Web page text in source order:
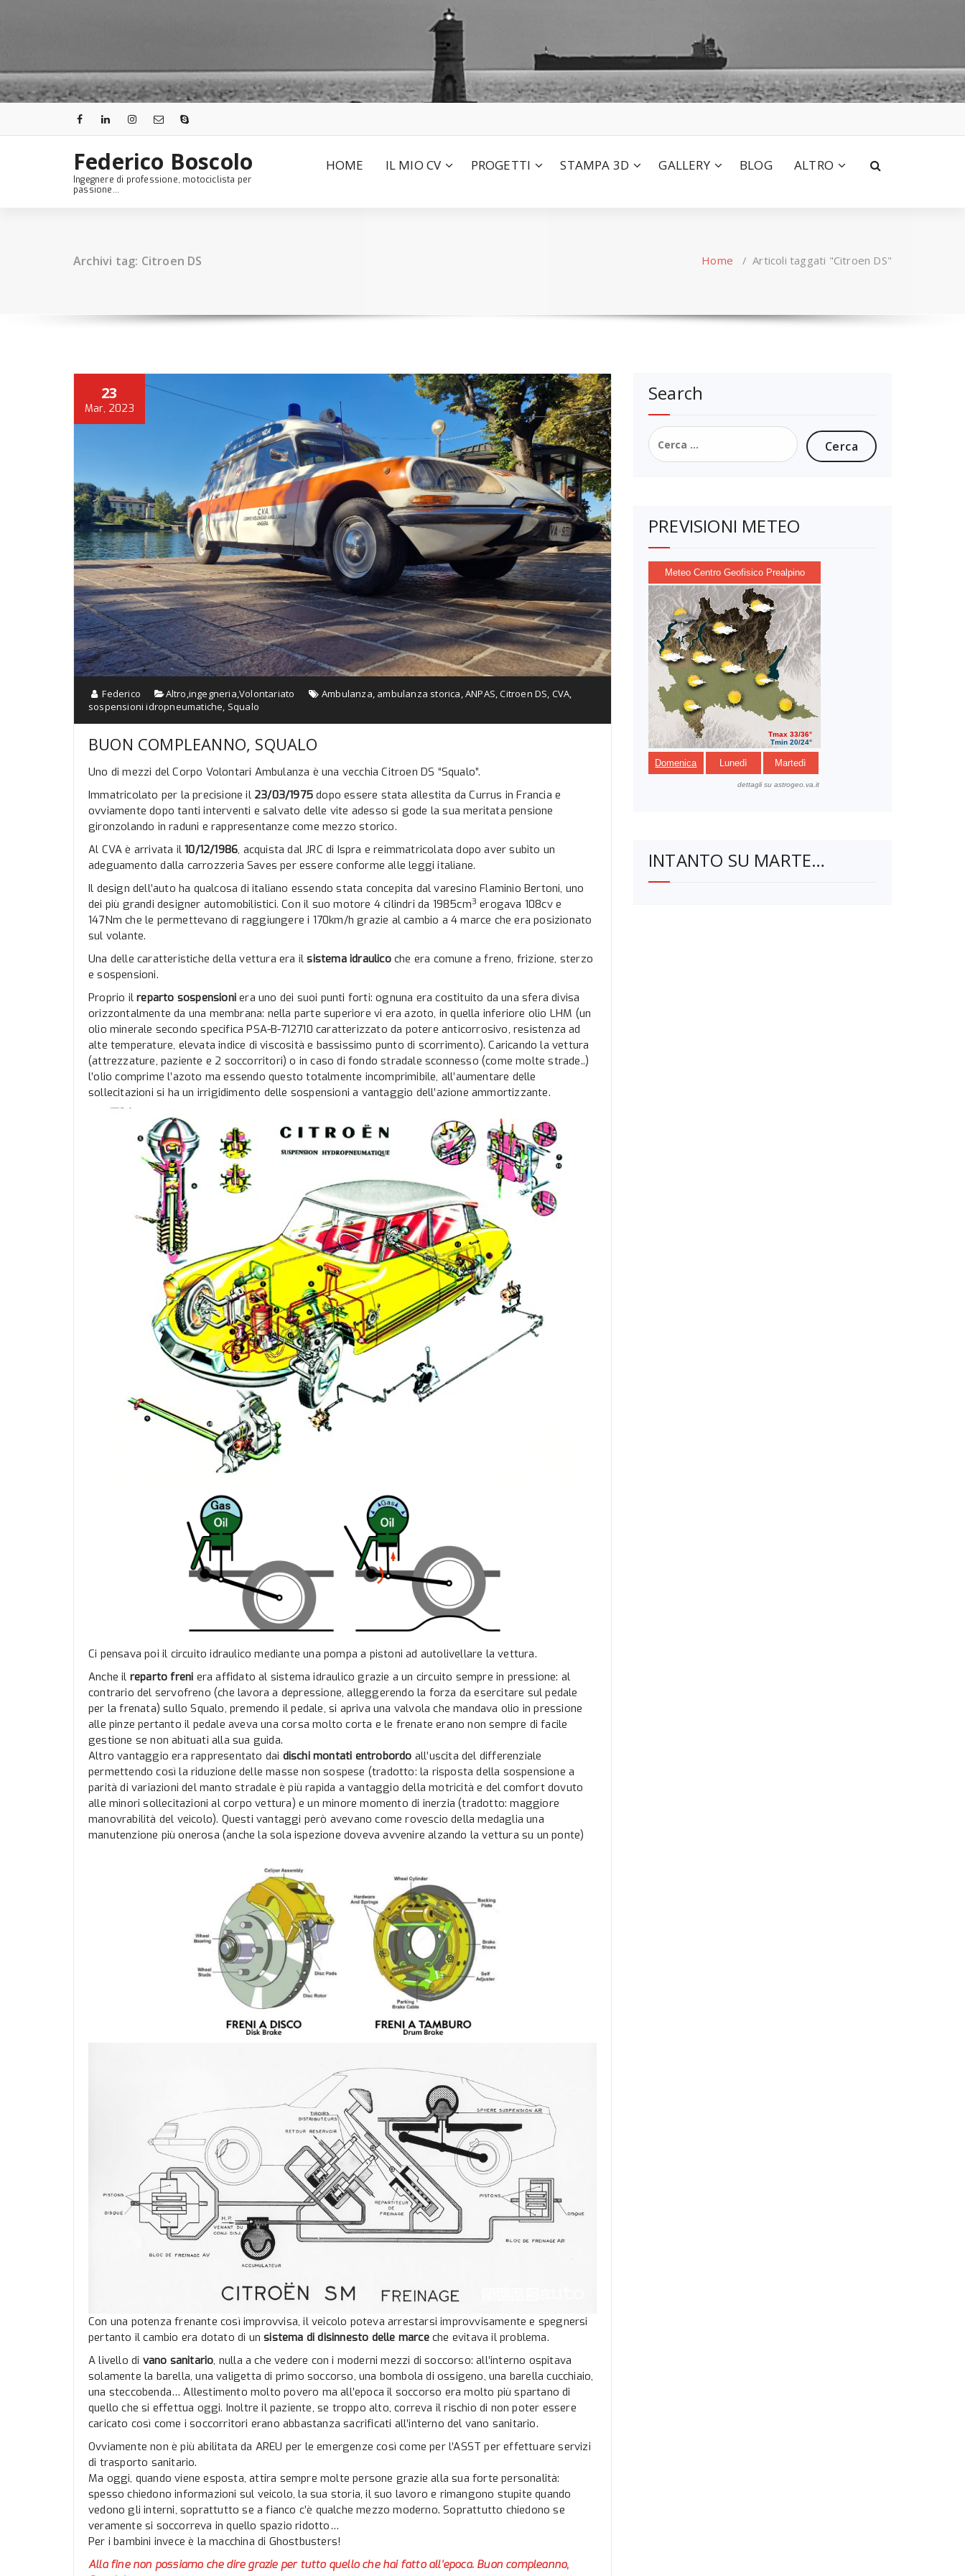
Federico Boscolo
Ingegnere di professione, motociclista per
passione...
HOME IL MIO CV PROGETTI STAMPA 3D GALLERY BLOG ALTRO
Archivi tag: Citroen DS Home /Articoli taggati "Citroen DS"
23
Mar, 2023
Federico Altro,ingegneria,Volontariato Ambulanza, ambulanza storica,ANPAS,Citroen DS, CVA,
sospensioni idropneumatiche, Squalo
BUON COMPLEANNO, SQUALO
Uno di mezzi del Corpo Volontari Ambulanza è una vecchia Citroen DS “Squalo”.
Immatricolato per la precisione il 23/03/1975 dopo essere stata allestita da Currus in Francia e
ovviamente dopo tanti interventi e salvato delle vite adesso si gode la sua meritata pensione
gironzolando in raduni e rappresentanze come mezzo storico.
Al CVA è arrivata il10/12/1986, acquista dal JRC di Ispra e reimmatricolata dopo aver subito un
adeguamento dalla carrozzeria Saves per essere conforme alle leggi italiane.
Il design dell’auto ha qualcosa di italiano essendo stata concepita dal varesino Flaminio Bertoni, uno
dei più grandi designer automobilistici. Con il suo motore 4 cilindri da 1985cm3 erogava 108cv e
147Nm che le permettevano di raggiungere i 170km/h grazie al cambio a 4 marce che era posizionato
sul volante.
Una delle caratteristiche della vettura era ilsistema idraulicoche era comune a freno, frizione, sterzo
e sospensioni.
Proprio ilreparto sospensioni era uno dei suoi punti forti: ognuna era costituito da una sfera divisa
orizzontalmente da una membrana: nella parte superiore vi era azoto, in quella inferiore olio LHM (un
olio minerale secondo specifica PSA-B-712710 caratterizzato da potere anticorrosivo, resistenza ad
alte temperature, elevata indice di viscosità e bassissimo punto di scorrimento). Caricando la vettura
(attrezzature, paziente e 2 soccorritori) o in caso di fondo stradale sconnesso (come molte strade..)
l’olio comprime l’azoto ma essendo questo totalmente incomprimibile, all’aumentare delle
sollecitazioni si ha un irrigidimento delle sospensioni a vantaggio dell’azione ammortizzante.
Ci pensava poi il circuito idraulico mediante una pompa a pistoni ad autolivellare la vettura.
Anche il reparto freni era affidato al sistema idraulico grazie a un circuito sempre in pressione: al
contrario del servofreno (che lavora a depressione, alleggerendo la forza da esercitare sul pedale
per la frenata) sullo Squalo, premendo il pedale, si apriva una valvola che mandava olio in pressione
alle pinze pertanto il pedale aveva una corsa molto corta e le frenate erano non sempre di facile
gestione se non abituati alla sua guida.
Altro vantaggio era rappresentato dai dischi montati entrobordo all’uscita del differenziale
permettendo così la riduzione delle masse non sospese (tradotto: la risposta della sospensione a
parità di variazioni del manto stradale è più rapida a vantaggio della motricità e del comfort dovuto
alle minori sollecitazioni al corpo vettura) e un minore momento di inerzia (tradotto: maggiore
manovrabilità del veicolo). Questi vantaggi però avevano come rovescio della medaglia una
manutenzione più onerosa (anche la sola ispezione doveva avvenire alzando la vettura su un ponte)
Con una potenza frenante così improvvisa, il veicolo poteva arrestarsi improvvisamente e spegnersi
pertanto il cambio era dotato di unsistema di disinnesto delle marceche evitava il problema.
A livello di vano sanitario, nulla a che vedere con i moderni mezzi di soccorso: all’interno ospitava
solamente la barella, una valigetta di primo soccorso, una bombola di ossigeno, una barella cucchiaio,
una steccobenda… Allestimento molto povero ma all’epoca il soccorso era molto più spartano di
quello che si effettua oggi. Inoltre il paziente, se troppo alto, correva il rischio di non poter essere
caricato così come i soccorritori erano abbastanza sacrificati all’interno del vano sanitario.
Ovviamente non è più abilitata da AREU per le emergenze così come per l’ASST per effettuare servizi
di trasporto sanitario.
Ma oggi, quando viene esposta, attira sempre molte persone grazie alla sua forte personalità:
spesso chiedono informazioni sul veicolo, la sua storia, il suo lavoro e rimangono stupite quando
vedono gli interni, soprattutto se a fianco c’è qualche mezzo moderno. Soprattutto chiedono se
veramente si soccorreva in quello spazio ridotto…
Per i bambini invece è la macchina di Ghostbusters!
Alla fine non possiamo che dire grazie per tutto quello che hai fatto all’epoca. Buon compleanno,
Search
Ricerca
per:
PREVISIONI METEO
INTANTO SU MARTE…